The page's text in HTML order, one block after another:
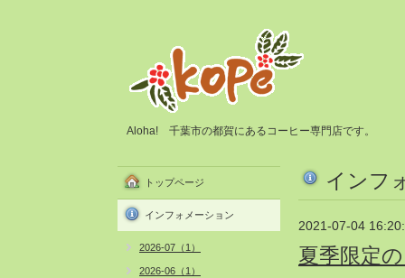
Aloha! 千葉市の都賀にあるコーヒー専門店です。
インフ
2021-07-04
夏季限定
トップページ
インフォメーション
2026-07（1）
2026-06（1）